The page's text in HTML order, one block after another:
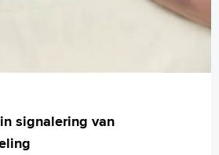
signalering van